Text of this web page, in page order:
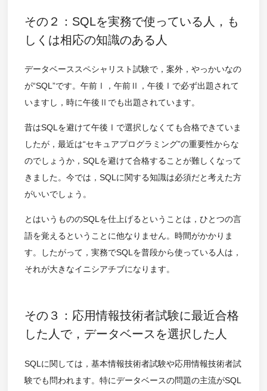
その２：SQLを実務で使っている人，も
しくは相応の知識のある人
データベーススペシャリスト試験で，案外，やっかいなの
が“SQL”です。午前Ⅰ，午前Ⅱ，午後Ⅰで必ず出題されて
いますし，時に午後Ⅱでも出題されています。
昔はSQLを避けて午後Ⅰで選択しなくても合格できていま
したが，最近は“セキュアプログラミング”の重要性からな
のでしょうか，SQLを避けて合格することが難しくなって
きました。今では，SQLに関する知識は必須だと考えた方
がいいでしょう。
とはいうもののSQLを仕上げるということは，ひとつの言
語を覚えるということに他なりません。時間がかかりま
す。したがって，実務でSQLを普段から使っている人は，
それが大きなイニシアチブになります。
その３：応用情報技術者試験に最近合格
した人で，データベースを選択した人
SQLに関しては，基本情報技術者試験や応用情報技術者試
験でも問われます。特にデータベースの問題の主流がSQL